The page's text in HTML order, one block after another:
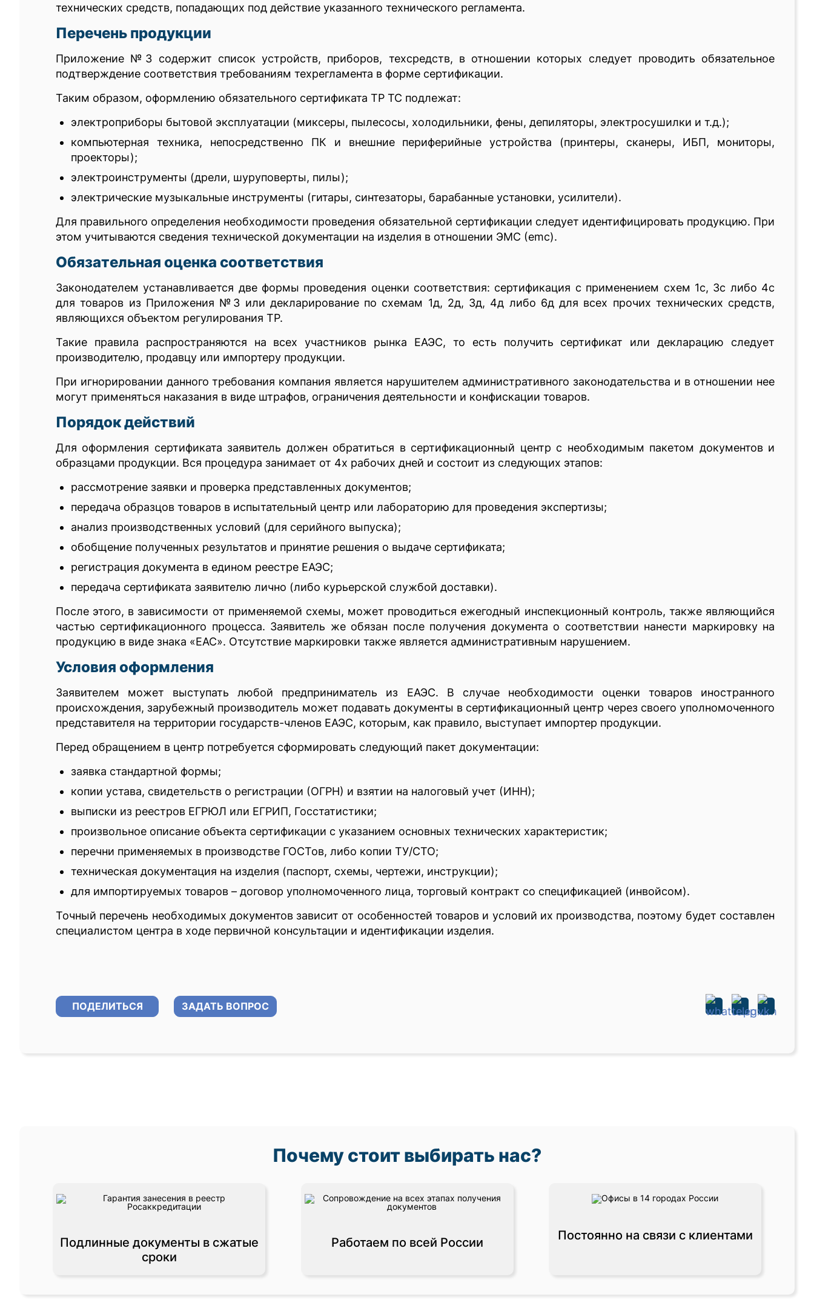
технических средств, попадающих под действие указанного технического регламента.
Перечень продукции
Приложение №3 содержит список устройств, приборов, техсредств, в отношении которых следует проводить обязательное
подтверждение соответствия требованиям техрегламента в форме сертификации.
Таким образом, оформлению обязательного сертификата ТР ТС подлежат:
электроприборы бытовой эксплуатации (миксеры, пылесосы, холодильники, фены, депиляторы, электросушилки и т.д.);
компьютерная техника, непосредственно ПК и внешние периферийные устройства (принтеры, сканеры, ИБП, мониторы,
проекторы);
электроинструменты (дрели, шуруповерты, пилы);
электрические музыкальные инструменты (гитары, синтезаторы, барабанные установки, усилители).
Для правильного определения необходимости проведения обязательной сертификации следует идентифицировать продукцию. При
этом учитываются сведения технической документации на изделия в отношении ЭМС (emc).
Обязательная оценка соответствия
Законодателем устанавливается две формы проведения оценки соответствия: сертификация с применением схем 1с, 3с либо 4с
для товаров из Приложения №3 или декларирование по схемам 1д, 2д, 3д, 4д либо 6д для всех прочих технических средств,
являющихся объектом регулирования ТР.
Такие правила распространяются на всех участников рынка ЕАЭС, то есть получить сертификат или декларацию следует
производителю, продавцу или импортеру продукции.
При игнорировании данного требования компания является нарушителем административного законодательства и в отношении нее
могут применяться наказания в виде штрафов, ограничения деятельности и конфискации товаров.
Порядок действий
Для оформления сертификата заявитель должен обратиться в сертификационный центр с необходимым пакетом документов и
образцами продукции. Вся процедура занимает от 4х рабочих дней и состоит из следующих этапов:
рассмотрение заявки и проверка представленных документов;
передача образцов товаров в испытательный центр или лабораторию для проведения экспертизы;
анализ производственных условий (для серийного выпуска);
обобщение полученных результатов и принятие решения о выдаче сертификата;
регистрация документа в едином реестре ЕАЭС;
передача сертификата заявителю лично (либо курьерской службой доставки).
После этого, в зависимости от применяемой схемы, может проводиться ежегодный инспекционный контроль, также являющийся
частью сертификационного процесса. Заявитель же обязан после получения документа о соответствии нанести маркировку на
продукцию в виде знака «ЕАС». Отсутствие маркировки также является административным нарушением.
Условия оформления
Заявителем может выступать любой предприниматель из ЕАЭС. В случае необходимости оценки товаров иностранного
происхождения, зарубежный производитель может подавать документы в сертификационный центр через своего уполномоченного
представителя на территории государств-членов ЕАЭС, которым, как правило, выступает импортер продукции.
Перед обращением в центр потребуется сформировать следующий пакет документации:
заявка стандартной формы;
копии устава, свидетельств о регистрации (ОГРН) и взятии на налоговый учет (ИНН);
выписки из реестров ЕГРЮЛ или ЕГРИП, Госстатистики;
произвольное описание объекта сертификации с указанием основных технических характеристик;
перечни применяемых в производстве ГОСТов, либо копии ТУ/СТО;
техническая документация на изделия (паспорт, схемы, чертежи, инструкции);
для импортируемых товаров – договор уполномоченного лица, торговый контракт со спецификацией (инвойсом).
Точный перечень необходимых документов зависит от особенностей товаров и условий их производства, поэтому будет составлен
специалистом центра в ходе первичной консультации и идентификации изделия.
ПОДЕЛИТЬСЯ ЗАДАТЬ ВОПРОС
Почему стоит выбирать нас?
Подлинные документы в сжатые
сроки
Работаем по всей России Постоянно на связи с клиентами